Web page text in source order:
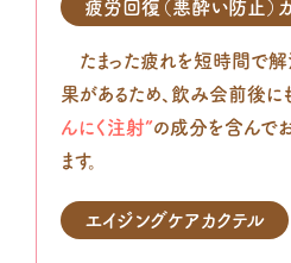
疲労回復（悪酔い防止）
たまった疲れを短時間で解
果があるため、飲み会前後に
んにく注射”の成分を含んで
ます。
エイジングケアカクテル